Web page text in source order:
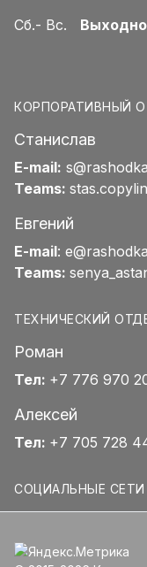
Сб.- Вс.
КОРПОРАТИВНЫЙ
Станислав
E-mail:
Teams:
Евгений
E-mail:
Teams:
ТЕХНИЧЕСКИЙ
Роман
Тел: +7 776 970
Алексей
Тел: +7 705 728
СОЦИАЛЬНЫЕ СЕТИ